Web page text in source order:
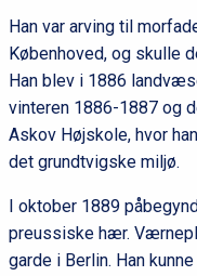
Han var arving til
Københoved, og skulle
Han blev i 1886
vinteren 1886-1887 og
Askov Højskole, hvor
det grundtvigske miljø.
I oktober 1889
preussiske hær.
garde i Berlin. Han